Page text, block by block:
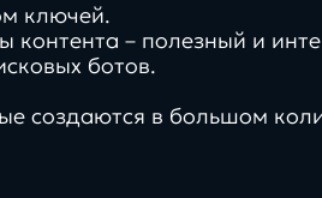
ключей.
– полезный и
ботов.
создаются в большом